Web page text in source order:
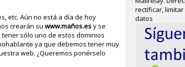
etc. Aún no está a día de hoy
crearán suwww.maños.esy se
sólo uno de estos dominios
ya que debemos tener muy
web. ¿Queremos ponérselo
rectificar,
datos